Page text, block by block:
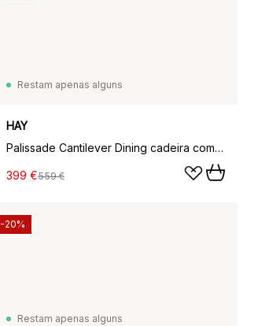
Restam apenas alguns
HAY
Palissade Cantilever Dining cadeira com braços, Antracite
399 €559 €
Restam apenas alguns
-20%